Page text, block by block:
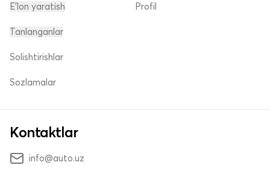
E'lon yaratish Profil
Tanlanganlar
Solishtirishlar
Sozlamalar
Kontaktlar
info@auto.uz